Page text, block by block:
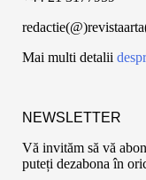
Mai multi detalii
NEWSLETTER
Vă invităm să vă
puteți dezabona în